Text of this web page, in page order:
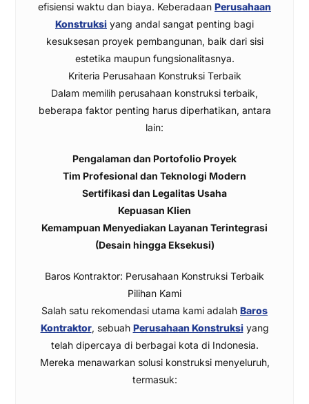
efisiensi waktu dan biaya. Keberadaan Perusahaan
Konstruksi yang andal sangat penting bagi
kesuksesan proyek pembangunan, baik dari sisi
estetika maupun fungsionalitasnya.
Kriteria Perusahaan Konstruksi Terbaik
Dalam memilih perusahaan konstruksi terbaik,
beberapa faktor penting harus diperhatikan, antara
lain:
Pengalaman dan Portofolio Proyek
Tim Profesional dan Teknologi Modern
Sertifikasi dan Legalitas Usaha
Kepuasan Klien
Kemampuan Menyediakan Layanan Terintegrasi
(Desain hingga Eksekusi)
Baros Kontraktor: Perusahaan Konstruksi Terbaik
Pilihan Kami
Salah satu rekomendasi utama kami adalah Baros
Kontraktor, sebuah Perusahaan Konstruksiyang
telah dipercaya di berbagai kota di Indonesia.
Mereka menawarkan solusi konstruksi menyeluruh,
termasuk: